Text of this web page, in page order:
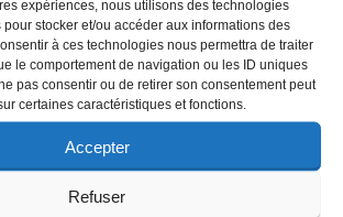
expériences, nous utilisons des technologies
stocker et/ou accéder aux informations des
à ces technologies nous permettra de traiter
le comportement de navigation ou les ID uniques
pas consentir ou de retirer son consentement peut
certaines caractéristiques et fonctions.
Accepter
Refuser
Gilles Courtinat
I’m-Fixin’-to-Die Rag » Country
» The Byrds
Soldier » The Doors